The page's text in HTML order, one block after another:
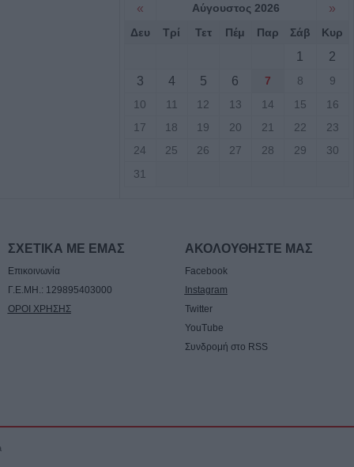
η προμήθεια
κερκίδας στο
ευρώ από
« Αύγουστος 2026 »
Δευ Τρί Τετ Πέμ Παρ Σάβ Κυρ
1
2
3
4 5 6 7 8
9
10
11 12 13 14 15
16
17
18 19 20 21 22
23
24
25 26 27 28 29
30
31
ΣΧΕΤΙΚΑ ΜΕ ΕΜΑΣ
Επικοινωνία
Γ.Ε.ΜΗ.: 129895403000
ΟΡΟΙ ΧΡΗΣΗΣ
ΑΚΟΛΟΥΘΗΣΤΕ ΜΑΣ
Facebook
Instagram
Twitter
YouTube
Συνδρομή στο RSS